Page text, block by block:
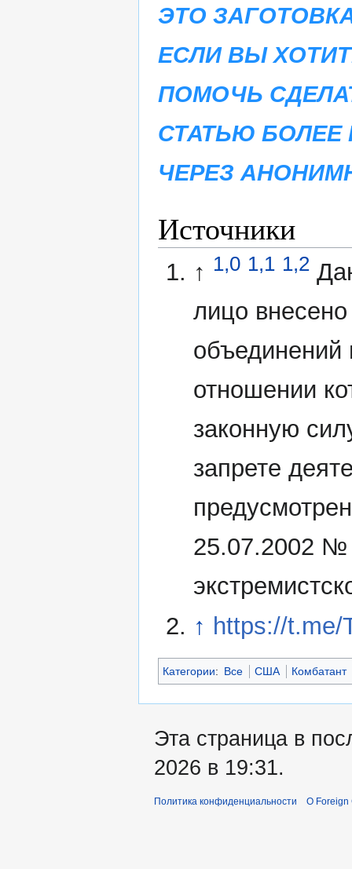
ЭТО
ЕСЛИ ВЫ
ПОМОЧЬ
СТАТЬЮ
ЧЕРЕЗ
Источники
↑ 1,0 1,1 1,2
лицо
объединений
отношении
законную
запрете
25.07.2002 №
↑ https://t.me/
Категории: Все США Комбатант
Эта страница в
2026 в 19:31.
Политика конфиденциальности О Foreign